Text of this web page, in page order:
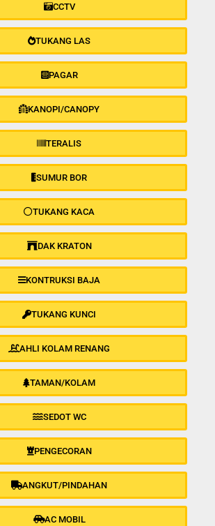
CCTV
TUKANG LAS
PAGAR
KANOPI/CANOPY
TERALIS
SUMUR BOR
TUKANG KACA
DAK KRATON
KONTRUKSI BAJA
TUKANG KUNCI
AHLI KOLAM RENANG
TAMAN/KOLAM
SEDOT WC
PENGECORAN
ANGKUT/PINDAHAN
AC MOBIL